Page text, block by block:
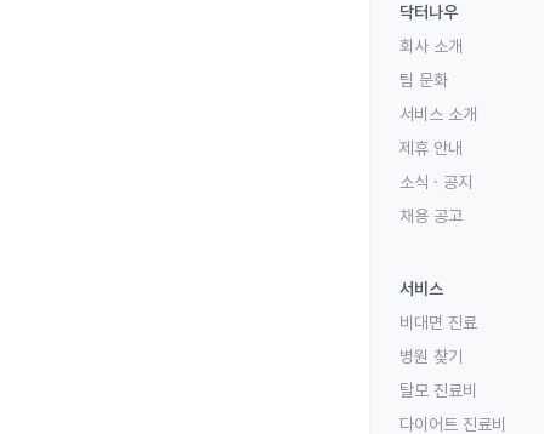
닥터나우
회사 소개
팀 문화
서비스 소개
제휴 안내
소식 · 공지
채용 공고
서비스
비대면 진료
병원 찾기
탈모 진료비
다이어트 진료비